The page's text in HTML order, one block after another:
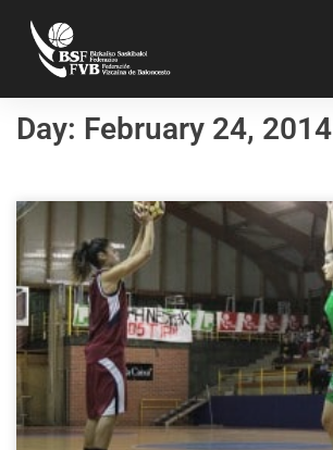
Day: February 24, 2014